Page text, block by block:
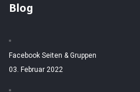
Blog
Facebook Seiten & Gruppen
03. Februar 2022